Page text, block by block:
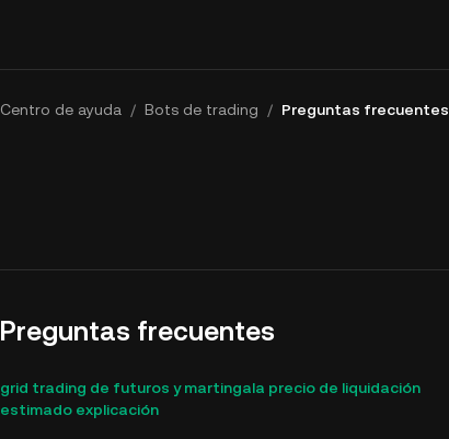
Centro de ayuda / Bots de trading / Preguntas frecuentes
Preguntas frecuentes
grid trading de futuros y martingala precio de liquidación
estimado explicación